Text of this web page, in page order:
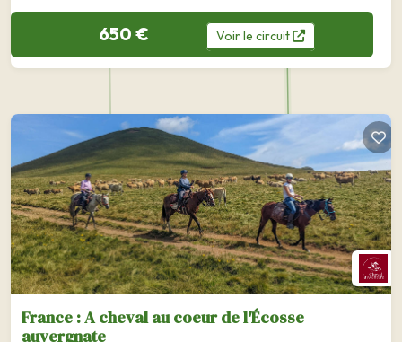
650 € Voirle circuit
France : A cheval au coeur de l'Écosse
auvergnate